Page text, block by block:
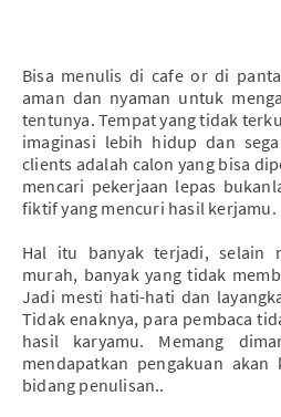
Bisa menulis di cafe or di
aman dan nyaman untuk
tentunya. Tempat yang tidak
imaginasi lebih hidup dan
clients adalah calon yang bisa
mencari pekerjaan lepas
fiktif yang mencuri hasil kerjamu.
Hal itu banyak terjadi, selain
murah, banyak yang tidak
Jadi mesti hati-hati dan
Tidak enaknya, para pembaca
hasil karyamu. Memang
mendapatkan pengakuan
bidang penulisan..